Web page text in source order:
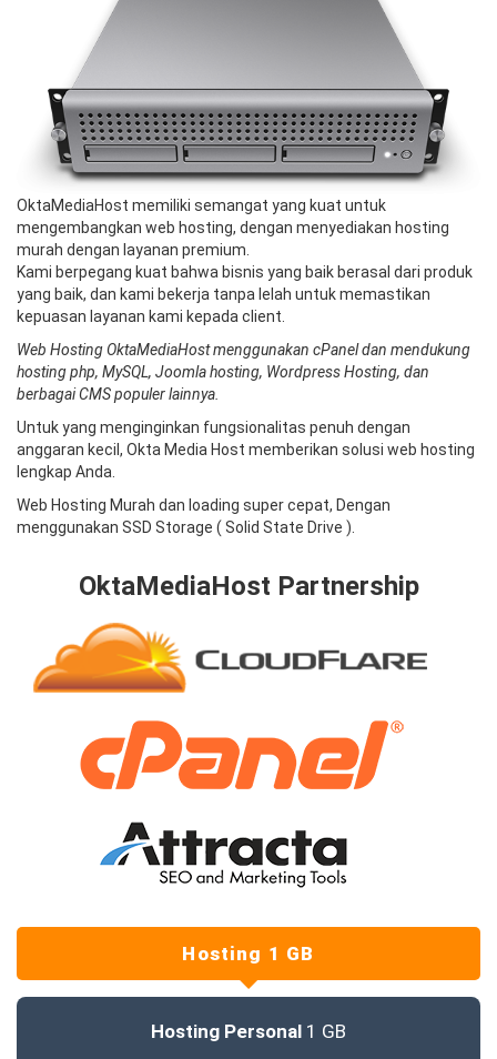
OktaMediaHost memiliki semangat yang kuat untuk
mengembangkan web hosting, dengan menyediakan hosting
murah dengan layanan premium.
Kami berpegang kuat bahwa bisnis yang baik berasal dari produk
yang baik, dan kami bekerja tanpa lelah untuk memastikan
kepuasan layanan kami kepada client.
Web Hosting OktaMediaHost menggunakan cPanel dan mendukung
hosting php, MySQL, Joomla hosting, Wordpress Hosting, dan
berbagai CMS populer lainnya.
Untuk yang menginginkan fungsionalitas penuh dengan
anggaran kecil, Okta Media Host memberikan solusi web hosting
lengkap Anda.
Web Hosting Murah dan loading super cepat, Dengan
menggunakan SSD Storage ( Solid State Drive ).
OktaMediaHost Partnership
Hosting 1 GB
Hosting Personal 1 GB